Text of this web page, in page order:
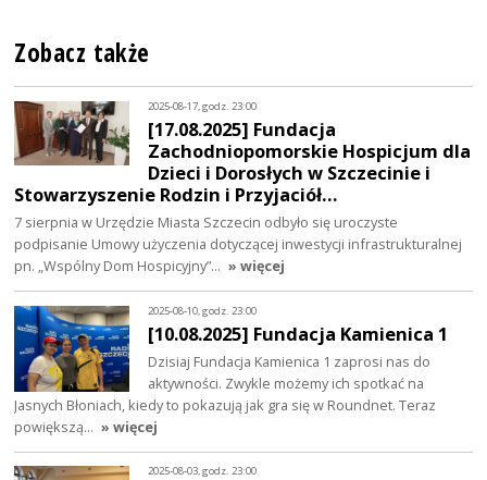
Zobacz także
2025-08-17, godz. 23:00
[17.08.2025] Fundacja
Zachodniopomorskie Hospicjum dla
Dzieci i Dorosłych w Szczecinie i
Stowarzyszenie Rodzin i Przyjaciół…
7 sierpnia w Urzędzie Miasta Szczecin odbyło się uroczyste
podpisanie Umowy użyczenia dotyczącej inwestycji infrastrukturalnej
pn. „Wspólny Dom Hospicyjny”… » więcej
2025-08-10, godz. 23:00
[10.08.2025] Fundacja Kamienica 1
Dzisiaj Fundacja Kamienica 1 zaprosi nas do
aktywności. Zwykle możemy ich spotkać na
Jasnych Błoniach, kiedy to pokazują jak gra się w Roundnet. Teraz
powiększą… » więcej
2025-08-03, godz. 23:00